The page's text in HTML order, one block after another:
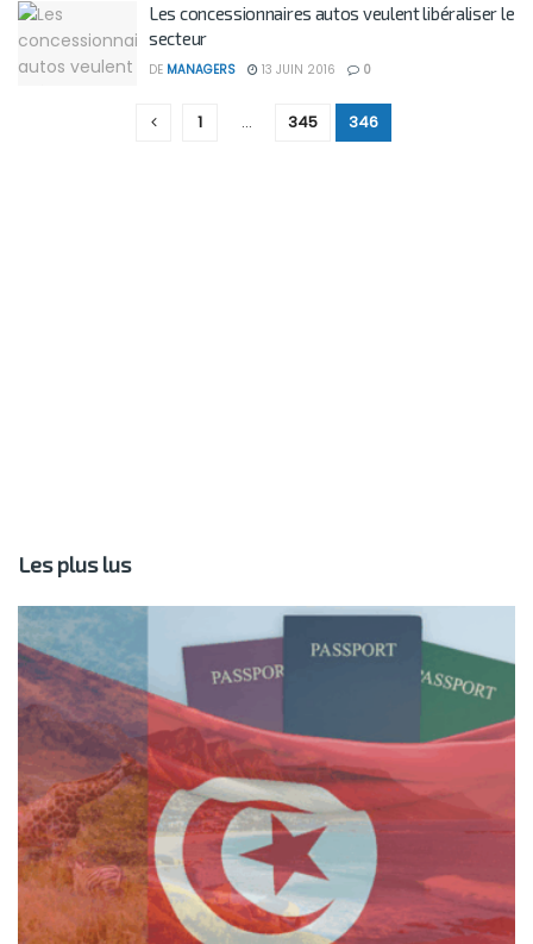
Les concessionnaires autos veulent libéraliser le
secteur
DE MANAGERS 13 JUIN 2016 0
1 … 345 346
Les plus lus